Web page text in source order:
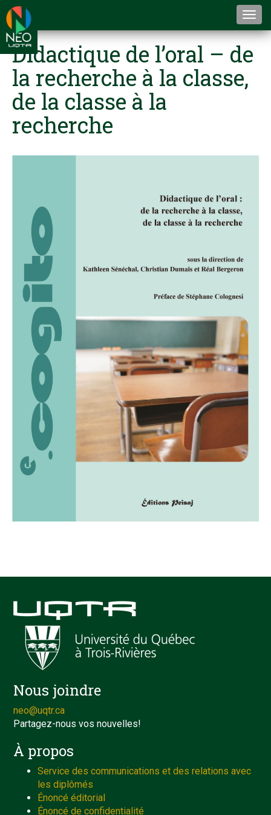
Didactique de l’oral – de
la recherche à la classe,
de la classe à la
recherche
Nous joindre
neo@uqtr.ca
Partagez-nous vos nouvelles!
À propos
Service des communications et des relations avec
les diplômés
Énoncé éditorial
Énoncé de confidentialité